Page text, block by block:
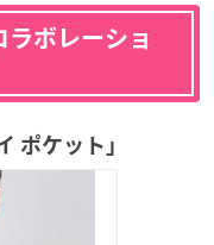
ボレーショ
ポケット」